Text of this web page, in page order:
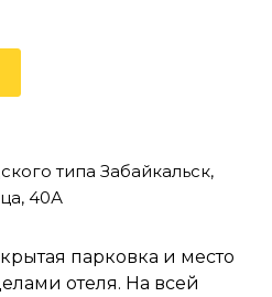
типа Забайкальск,
40А
парковка и место
отеля. На всей